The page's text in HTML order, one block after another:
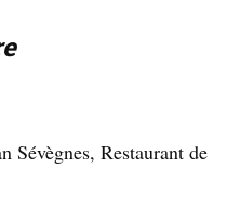
Sévègnes, Restaurant de